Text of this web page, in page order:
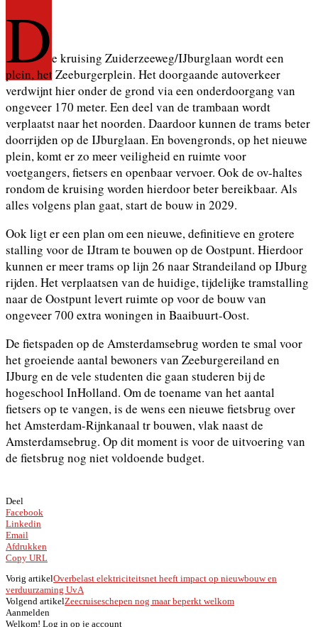
De kruising Zuiderzeeweg/IJburglaan wordt een
plein, het Zeeburgerplein. Het doorgaande autoverkeer
verdwijnt hier onder de grond via een onderdoorgang van
ongeveer 170 meter. Een deel van de trambaan wordt
verplaatst naar het noorden. Daardoor kunnen de trams beter
doorrijden op de IJburglaan. En bovengronds, op het nieuwe
plein, komt er zo meer veiligheid en ruimte voor
voetgangers, fietsers en openbaar vervoer. Ook de ov-haltes
rondom de kruising worden hierdoor beter bereikbaar. Als
alles volgens plan gaat, start de bouw in 2029.
Ook ligt er een plan om een nieuwe, definitieve en grotere
stalling voor de IJtram te bouwen op de Oostpunt. Hierdoor
kunnen er meer trams op lijn 26 naar Strandeiland op IJburg
rijden. Het verplaatsen van de huidige, tijdelijke tramstalling
naar de Oostpunt levert ruimte op voor de bouw van
ongeveer 700 extra woningen in Baaibuurt-Oost.
De fietspaden op de Amsterdamsebrug worden te smal voor
het groeiende aantal bewoners van Zeeburgereiland en
IJburg en de vele studenten die gaan studeren bij de
hogeschool InHolland. Om de toename van het aantal
fietsers op te vangen, is de wens een nieuwe fietsbrug over
het Amsterdam-Rijnkanaal tr bouwen, vlak naast de
Amsterdamsebrug. Op dit moment is voor de uitvoering van
de fietsbrug nog niet voldoende budget.
Deel
Facebook
Linkedin
Email
Afdrukken
Copy URL
Vorig artikelOverbelast elektriciteitsnet heeft impact op nieuwbouw en
verduurzaming UvA
Volgend artikelZeecruiseschepen nog maar beperkt welkom
Aanmelden
Welkom! Log in op je account